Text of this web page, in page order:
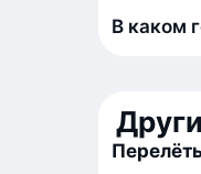
В каком